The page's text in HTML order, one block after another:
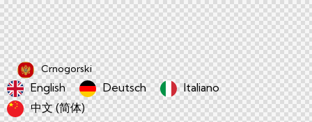
Crnogorski
English Deutsch
Italiano
中文 (简体)